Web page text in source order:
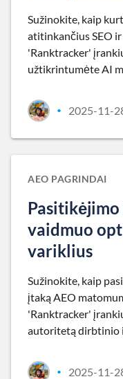
Sužinokite, kaip
atitinkančius SEO
'Ranktracker'
užtikrintumėte AI
• 2025-11-
AEO PAGRINDAI
vaidmuo
variklius
Sužinokite, kaip
įtaką AEO
'Ranktracker'
autoritetą dirbtinio
• 2025-11-